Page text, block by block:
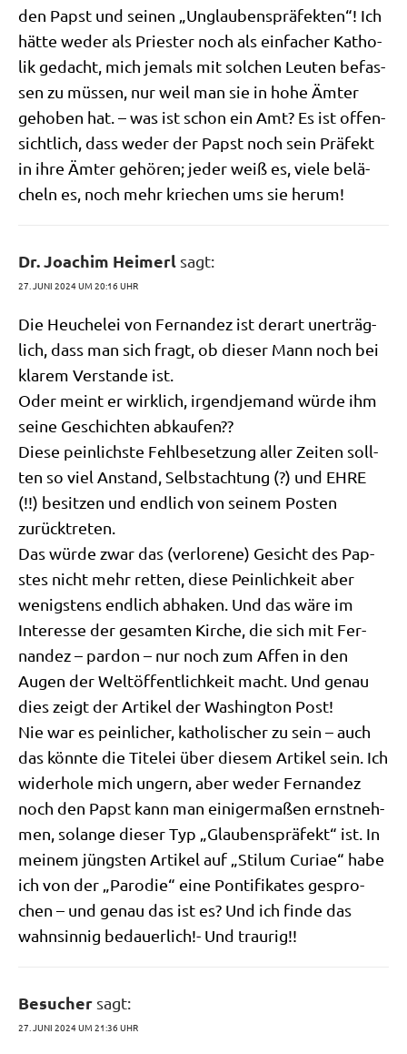
den Papst und sei­nen „Unglau­bens­prä­fek­ten“! Ich
hät­te weder als Prie­ster noch als ein­fa­cher Katho­
lik gedacht, mich jemals mit sol­chen Leu­ten befas­
sen zu müs­sen, nur weil man sie in hohe Ämter
geho­ben hat. – was ist schon ein Amt? Es ist offen­
sicht­lich, dass weder der Papst noch sein Prä­fekt
in ihre Ämter gehö­ren; jeder weiß es, vie­le belä­
cheln es, noch mehr krie­chen ums sie herum!
Dr. Joachim Heimerl sagt:
27. JUNI 2024 UM 20:16 UHR
Die Heu­che­lei von Fer­nan­dez ist der­art uner­träg­
lich, dass man sich fragt, ob die­ser Mann noch bei
kla­rem Ver­stan­de ist.
Oder meint er wirk­lich, irgend­je­mand wür­de ihm
sei­ne Geschich­ten abkaufen??
Die­se pein­lich­ste Fehl­be­set­zung aller Zei­ten soll­
ten so viel Anstand, Selbst­ach­tung (?) und EHRE
(!!) besit­zen und end­lich von sei­nem Posten
zurücktreten.
Das wür­de zwar das (ver­lo­re­ne) Gesicht des Pap­
stes nicht mehr ret­ten, die­se Pein­lich­keit aber
wenig­stens end­lich abha­ken. Und das wäre im
Inter­es­se der gesam­ten Kir­che, die sich mit Fer­
nan­dez – par­don – nur noch zum Affen in den
Augen der Welt­öf­fent­lich­keit macht. Und genau
dies zeigt der Arti­kel der Washing­ton Post!
Nie war es pein­li­cher, katho­li­scher zu sein – auch
das könn­te die Titel­ei über die­sem Arti­kel sein. Ich
wider­ho­le mich ungern, aber weder Fer­nan­dez
noch den Papst kann man eini­ger­ma­ßen ernst­neh­
men, solan­ge die­ser Typ „Glau­bens­prä­fekt“ ist. In
mei­nem jüng­sten Arti­kel auf „Stilum Curiae“ habe
ich von der „Par­odie“ eine Pon­ti­fi­ka­tes gespro­
chen – und genau das ist es? Und ich fin­de das
wahn­sin­nig bedau­er­lich!- Und traurig!!
Besucher sagt:
27. JUNI 2024 UM 21:36 UHR